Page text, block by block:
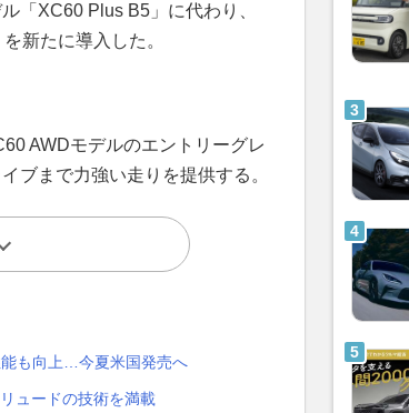
「XC60 Plus B5」に代わり、
新たに導入した。
AWDモデルのエントリーグレ
ブまで力強い走りを提供する。
も向上…今夏米国発売へ
ュードの技術を満載